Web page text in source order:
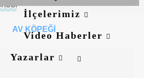
İlçelerimiz
Video Haberler
Yazarlar
AV KÖPEĞI